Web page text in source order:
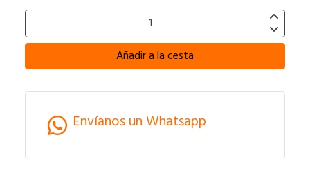
Añadir a la cesta
Envíanos un Whatsapp